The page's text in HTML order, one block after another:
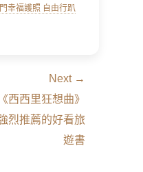
幸福護照 自由行趴
Next →
《西西里狂想曲》
烈推薦的好看旅
遊書